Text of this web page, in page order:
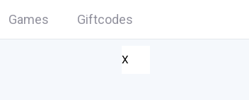
Games Giftcodes
X